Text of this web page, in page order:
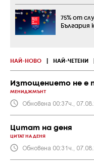
НАЙ-НОВО НАЙ-ЧЕТЕНИ
Изтощението не е
МЕНИДЖМЪНТ
Обновена 00:37ч.,
Цитат на деня
ЦИТАТ НА ДЕНЯ
Обновена 00:31ч.,
75% от